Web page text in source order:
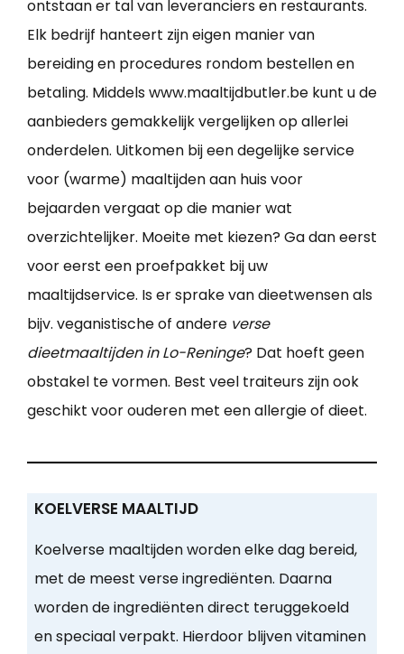
ontstaan er tal van leveranciers en restaurants.
Elk bedrijf hanteert zijn eigen manier van
bereiding en procedures rondom bestellen en
betaling. Middels www.maaltijdbutler.be kunt u de
aanbieders gemakkelijk vergelijken op allerlei
onderdelen. Uitkomen bij een degelijke service
voor (warme) maaltijden aan huis voor
bejaarden vergaat op die manier wat
overzichtelijker. Moeite met kiezen? Ga dan eerst
voor eerst een proefpakket bij uw
maaltijdservice. Is er sprake van dieetwensen als
bijv. veganistische of andere verse
dieetmaaltijden in Lo-Reninge? Dat hoeft geen
obstakel te vormen. Best veel traiteurs zijn ook
geschikt voor ouderen met een allergie of dieet.
KOELVERSE MAALTIJD
Koelverse maaltijden worden elke dag bereid,
met de meest verse ingrediënten. Daarna
worden de ingrediënten direct teruggekoeld
en speciaal verpakt. Hierdoor blijven vitaminen